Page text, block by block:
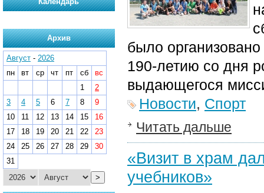
было
190-летию со дня
выдающегося
Новости, Спорт
Читать дальше
«Визит в храм
учебников»
Архив
Август - 2026
пн
вт ср чт пт сб
вс
1
2
3
4 5 6 7 8
9
10
11 12 13 14 15
16
17
18 19 20 21 22
23
24
25 26 27 28 29
30
31
>